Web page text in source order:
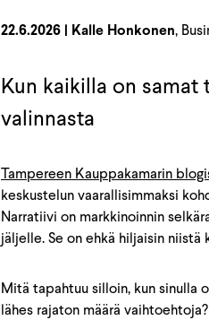
22.6.2026 | Kalle Honkonen,
Kun kaikilla on
valinnasta
Tampereen Kauppakamarin
keskustelun vaarallisimmaksi
Narratiivi on markkinoinnin
jäljelle. Se on ehkä hiljaisin niistä
Mitä tapahtuu silloin, kun sinulla
lähes rajaton määrä vaihtoehtoja?